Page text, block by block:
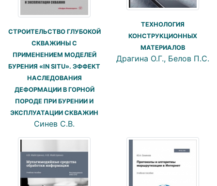
СТРОИТЕЛЬСТВО ГЛУБОКОЙ
СКВАЖИНЫ С
ПРИМЕНЕНИЕМ МОДЕЛЕЙ
БУРЕНИЯ «IN SITU». ЭФФЕКТ
НАСЛЕДОВАНИЯ
ДЕФОРМАЦИИ В ГОРНОЙ
ПОРОДЕ ПРИ БУРЕНИИ И
ЭКСПЛУАТАЦИИ СКВАЖИН
Синев С.В.
ТЕХНОЛОГИЯ
КОНСТРУКЦИОННЫХ
МАТЕРИАЛОВ
Драгина О.Г., Белов П.С.